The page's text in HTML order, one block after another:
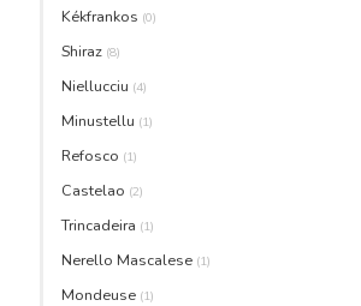
Kékfrankos (0)
Shiraz (8)
Niellucciu (4)
Minustellu (1)
Refosco (1)
Castelao (2)
Trincadeira (1)
Nerello Mascalese (1)
Mondeuse (1)